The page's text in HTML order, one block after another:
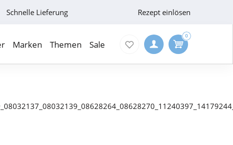
Schnelle Lieferung Rezept einlösen
Marken Themen Sale
0